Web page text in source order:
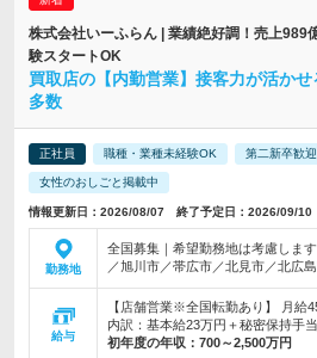
株式会社いーふらん | 業績絶好調！売上989
験スタートOK
買取店の【内勤営業】接客力が活か
多数
正社員 職種・業種未経験OK 第二新卒歓迎
女性のおしごと掲載中
情報更新日：2026/08/07 終了予定日：2026/09/10
勤務地
全国募集｜希望勤務地は考慮しま
／旭川市／帯広市／北見市／北広
給与
【店舗営業※全国転勤あり】 月給
内訳：基本給23万円＋秘密保持手
初年度の年収： 700～2,500万円